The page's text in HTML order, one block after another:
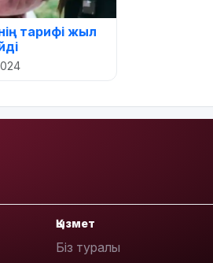
тарифі жыл
Қызмет
Біз туралы